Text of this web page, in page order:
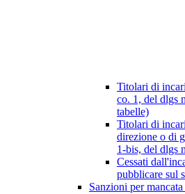
Titolari di
co. 1, del dlgs
tabelle)
Titolari di
direzione o di
1-bis, del dlgs
Cessati
pubblicare sul
Sanzioni per